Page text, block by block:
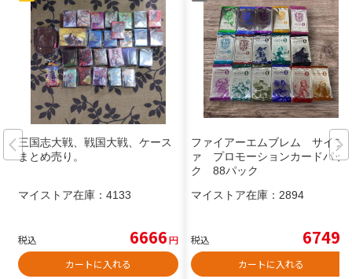
三国志大戦、戦国大戦、ケース
まとめ売り。
マイストア在庫： 4133
税込 6666円
カートに入れる
ファイアーエムブレム サイフ
ァ プロモーションカードパッ
ク 88パック
マイストア在庫： 2894
税込 6749
カートに入れる